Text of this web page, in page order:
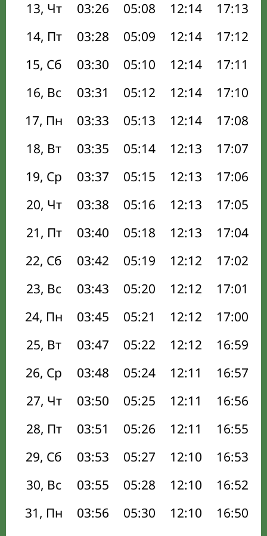
13, Чт
03:26 05:08 12:14 17:13
14, Пт
03:28 05:09 12:14 17:12
15, Сб
03:30 05:10 12:14 17:11
16, Вс
03:31 05:12 12:14 17:10
17, Пн
03:33 05:13 12:14 17:08
18, Вт
03:35 05:14 12:13 17:07
19, Ср
03:37 05:15 12:13 17:06
20, Чт
03:38 05:16 12:13 17:05
21, Пт
03:40 05:18 12:13 17:04
22, Сб
03:42 05:19 12:12 17:02
23, Вс
03:43 05:20 12:12 17:01
24, Пн
03:45 05:21 12:12 17:00
25, Вт
03:47 05:22 12:12 16:59
26, Ср
03:48 05:24 12:11 16:57
27, Чт
03:50 05:25 12:11 16:56
28, Пт
03:51 05:26 12:11 16:55
29, Сб
03:53 05:27 12:10 16:53
30, Вс
03:55 05:28 12:10 16:52
31, Пн
03:56 05:30 12:10 16:50